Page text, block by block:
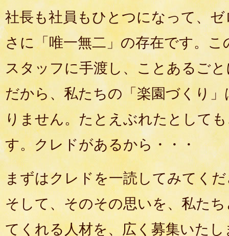
社長も社員もひとつになって、
さに「唯一無二」の存在です。
スタッフに手渡し、ことあるご
だから、私たちの「楽園づくり
りません。たとえぶれたとして
す。クレドがあるから・・・
まずはクレドを一読してみてく
そして、そのその思いを、私た
てくれる人材を、広く募集いたし